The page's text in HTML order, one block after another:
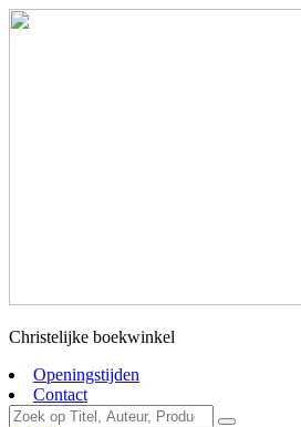
Christelijke boekwinkel
Openingstijden
Contact